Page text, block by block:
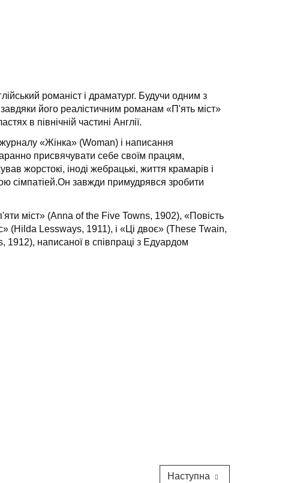
романіст і драматург. Будучи одним з
завдяки його реалістичним романам «П'ять міст»
в північній частині Англії.
«Жінка» (Woman) і написання
присвячувати себе своїм працям,
жорстокі, іноді жебрацькі, життя крамарів і
сімпатіей.Он завжди примудрявся зробити
міст» (Anna of the Five Towns, 1902), «Повість
(Hilda Lessways, 1911), і «Ці двоє» (These Twain,
1912), написаної в співпраці з Едуардом
Наступна